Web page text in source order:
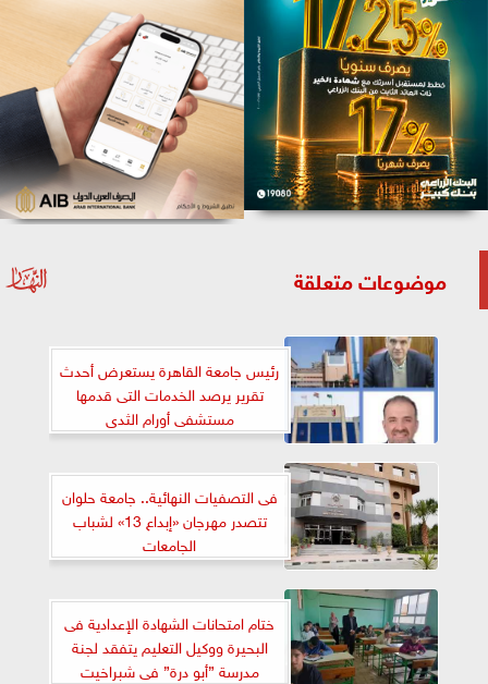
موضوعات متعلقة
رئيس جامعة القاهرة يستعرض أحدث
تقرير يرصد الخدمات التى قدمها
مستشفى أورام الثدى
فى التصفيات النهائية.. جامعة حلوان
تتصدر مهرجان «إبداع 13» لشباب
الجامعات
ختام امتحانات الشهادة الإعدادية فى
البحيرة ووكيل التعليم يتفقد لجنة
مدرسة ”أبو درة” فى شبراخيت